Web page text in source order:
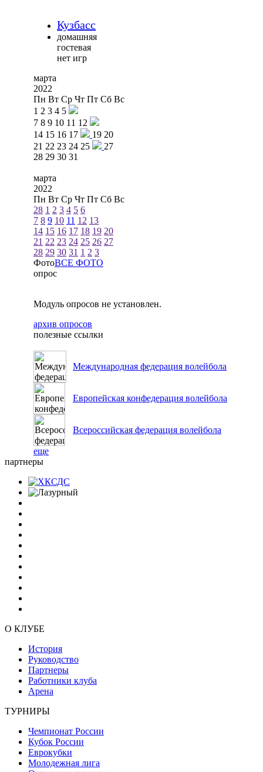
Кузбасс
домашняя
гостевая
нет игр
марта
2022
Пн Вт Ср Чт Пт Сб Вс
1 2 3 4 5
7 8 9 10 11 12
14 15 16 17 19 20
21 22 23 24 25
27
28 29 30 31
марта
2022
Пн Вт Ср Чт Пт Сб Вс
28 1 2 3 4 5 6
7 8 9 10 11 12 13
14 15 16 17 18 19 20
21 22 23 24 25 26 27
28 29 30 31 1 2 3
ФотоВСЕ ФОТО
опрос
Модуль опросов не установлен.
архив опросов
полезные ссылки
Международная федерация волейбола
Европейская конфедерация волейбола
Всероссийская федерация волейбола
еще
партнеры
О КЛУБЕ
История
Руководство
Партнеры
Работники клуба
Арена
ТУРНИРЫ
Чемпионат России
Кубок России
Еврокубки
Молодежная лига